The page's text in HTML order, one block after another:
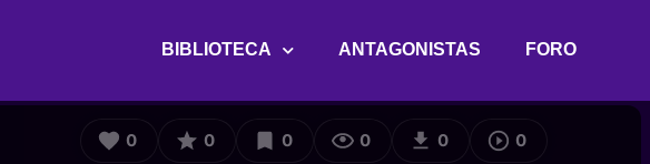
BIBLIOTECA ANTAGONISTAS FORO
0 0 0 0 0 0